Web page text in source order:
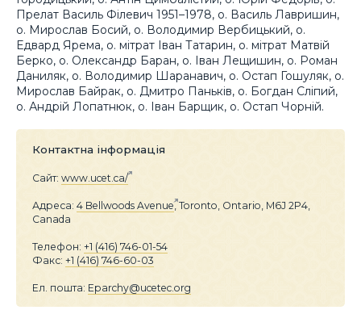
Прелат Василь Філевич 1951–1978, о. Василь Лавришин,
о. Мирослав Босий, о. Володимир Вербицький, о.
Едвард Ярема, о. мітрат Іван Татарин, о. мітрат Матвій
Берко, о. Олександр Баран, о. Іван Лещишин, о. Роман
Даниляк, о. Володимир Шаранавич, о. Остап Гошуляк, о.
Мирослав Байрак, о. Дмитро Паньків, о. Богдан Сліпий,
о. Андрій Лопатнюк, о. Іван Барщик, о. Остап Чорній.
Контактна інформація
Сайт: www.ucet.ca/
Адреса: 4 Bellwoods Avenue, Toronto, Ontario, M6J 2P4,
Canada
Телефон: +1 (416) 746-01-54
Факс: +1 (416) 746-60-03
Ел. пошта: Eparchy@ucetec.org